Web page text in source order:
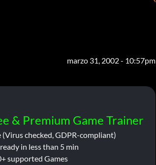
marzo 31, 2002 - 10:57pm
& Premium Game Trainer
(Virus checked, GDPR-compliant)
in less than 5 min
supported Games